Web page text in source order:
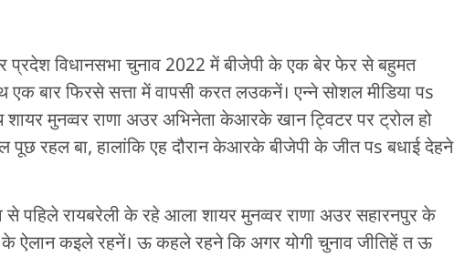
प्रदेश विधानसभा चुनाव 2022 में बीजेपी के एक बेर फेर से बहुमत
बार फिरसे सत्ता में वापसी करत लउकनें। एन्ने सोशल मीडिया पs
शायर मुनव्वर राणा अउर अभिनेता केआरके खान ट्विटर पर ट्रोल हो
पूछ रहल बा, हालांकि एह दौरान केआरके बीजेपी के जीत पs बधाई देहने
पहिले रायबरेली के रहे आला शायर मुनव्वर राणा अउर सहारनपुर के
कइले रहनें। ऊ कहले रहने कि अगर योगी चुनाव जीतिहें त ऊ